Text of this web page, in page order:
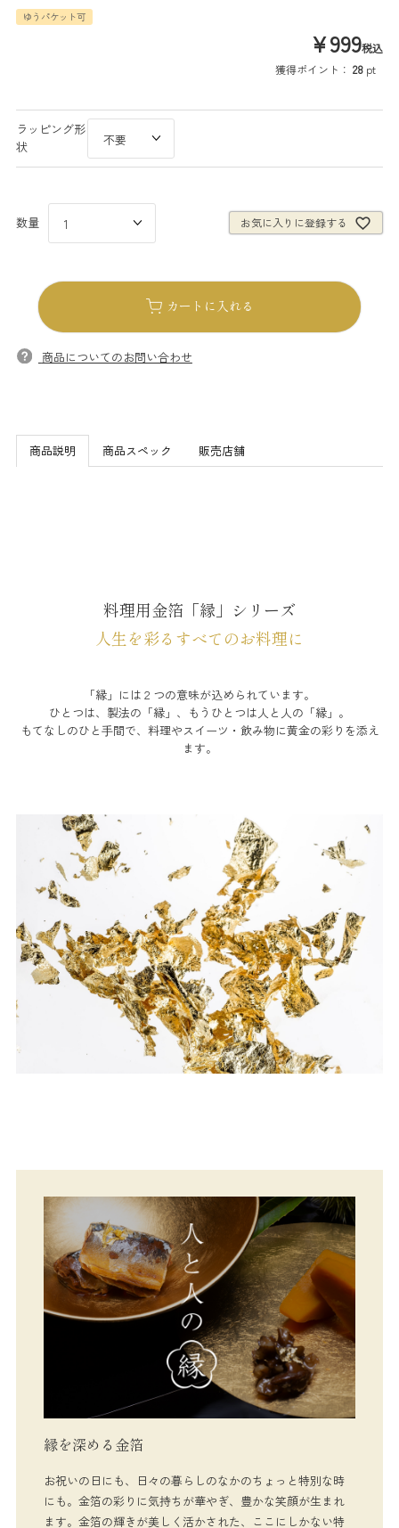
ゆうパケット可
¥999税込
獲得ポイント： 28 pt
ラッピング形
状
お気に入りに登録する
カートに入れる
商品についてのお問い合わせ
商品説明 商品スペック 販売店舗
料理用金箔「縁」シリーズ
人生を彩るすべてのお料理に
「縁」には２つの意味が込められています。
ひとつは、製法の「縁」、もうひとつは人と人の「縁」。
もてなしのひと⼿間で、料理やスイーツ・飲み物に黄金の彩りを添え
ます。
縁を深める金箔
お祝いの日にも、日々の暮らしのなかのちょっと特別な時
にも。金箔の彩りに気持ちが華やぎ、豊かな笑顔が生まれ
ます。金箔の輝きが美しく活かされた、ここにしかない特